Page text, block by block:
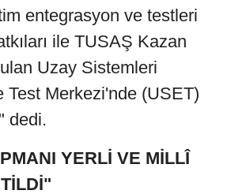
entegrasyon ve testleri
ile TUSAŞ Kazan
Uzay Sistemleri
Test Merkezi'nde (USET)
dedi.
YERLİ VE MİLLÎ